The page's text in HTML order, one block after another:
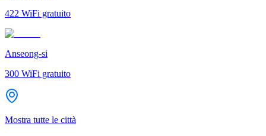
422 WiFi gratuito
Anseong-si
300 WiFi gratuito
Mostra tutte le città